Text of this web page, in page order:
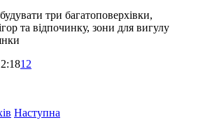
три багатоповерхівки,
та відпочинку, зони для вигулу
12
Наступна